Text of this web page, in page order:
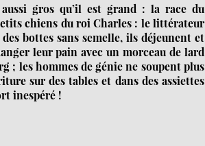
gros qu’il est grand : la race du
chiens du roi Charles : le littérateur
bottes sans semelle, ils déjeunent et
leur pain avec un morceau de lard
; les hommes de génie ne soupent plus
sur des tables et dans des assiettes
inespéré !